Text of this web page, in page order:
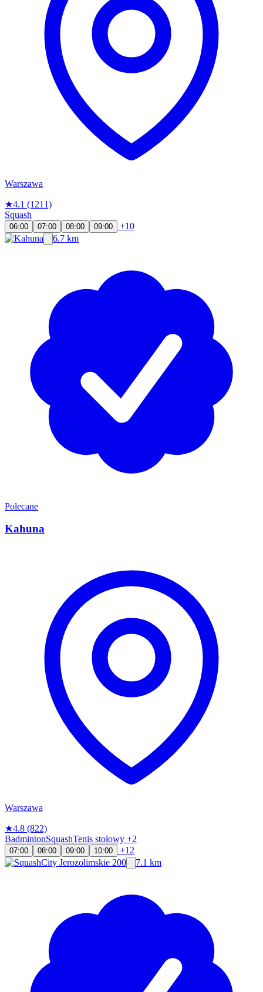
Warszawa
★4.1 (1211)
Squash
06:00 07:00 08:00 09:00
+10
6.7 km
Polecane
Kahuna
Warszawa
★4.8 (822)
BadmintonSquashTenis stołowy +2
07:00 08:00 09:00 10:00
+12
7.1 km